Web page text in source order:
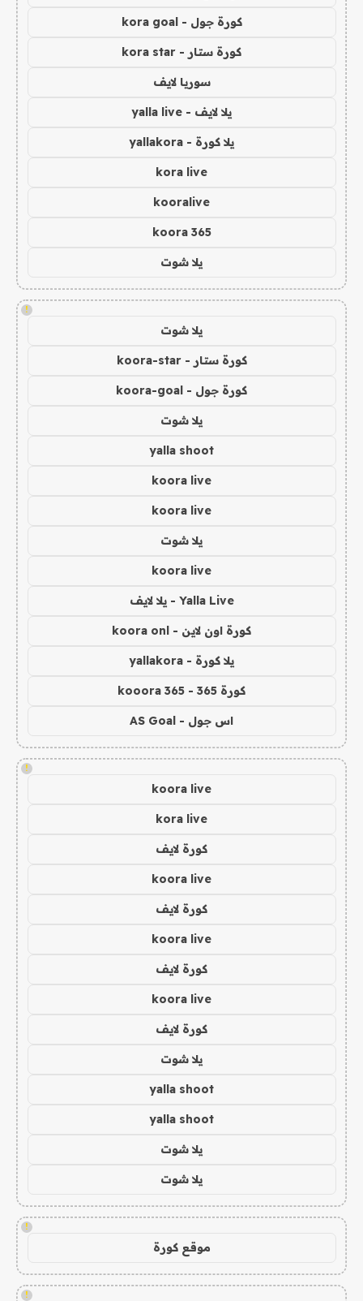
كورة جول - kora goal
كورة ستار - kora star
سوريا لايف
يلا لايف - yalla live
يلا كورة - yallakora
kora live
kooralive
koora 365
يلا شوت
!
يلا شوت
كورة ستار - koora-star
كورة جول - koora-goal
يلا شوت
yalla shoot
koora live
koora live
يلا شوت
koora live
Yalla Live - يلا لايف
كورة اون لاين - koora onl
يلا كورة - yallakora
كورة 365 - kooora 365
اس جول - AS Goal
!
koora live
kora live
كورة لايف
koora live
كورة لايف
koora live
كورة لايف
koora live
كورة لايف
يلا شوت
yalla shoot
yalla shoot
يلا شوت
يلا شوت
!
موقع كورة
!